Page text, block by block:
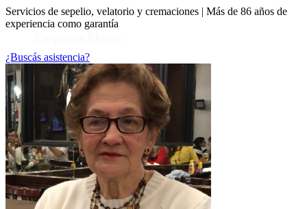
Servicios de sepelio, velatorio y cremaciones | Más de 86 años de
experiencia como garantía
Toggle Conocenos submenu
¿Buscás asistencia?